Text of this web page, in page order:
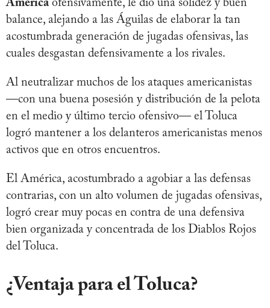
Américaofensivamente, le dio una solidez y buen
balance, alejando a las Águilas de elaborar la tan
acostumbrada generación de jugadas ofensivas, las
cuales desgastan defensivamente a los rivales.
Al neutralizar muchos de los ataques americanistas
—con una buena posesión y distribución de la pelota
en el medio y último tercio ofensivo— el Toluca
logró mantener a los delanteros americanistas menos
activos que en otros encuentros.
El América, acostumbrado a agobiar a las defensas
contrarias, con un alto volumen de jugadas ofensivas,
logró crear muy pocas en contra de una defensiva
bien organizada y concentrada de los Diablos Rojos
del Toluca.
¿Ventaja para el Toluca?